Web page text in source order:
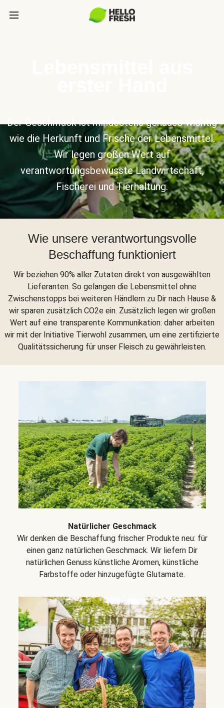
Der Geschmack ist mindestens genauso wichtig
wie die Herkunft und Frische der Lebensmittel.
Wir legen großen Wert auf
verantwortungsbewusste Landwirtschaft,
Fischerei und Tierhaltung.
Wie unsere verantwortungsvolle
Beschaffung funktioniert
Wir beziehen 90% aller Zutaten direkt von ausgewählten
Lieferanten. So gelangen die Lebensmittel ohne
Zwischenstopps bei weiteren Händlern zu Dir nach Hause &
wir sparen zusätzlich CO2e ein. Zusätzlich legen wir großen
Wert auf eine transparente Kommunikation: daher arbeiten
wir mit der Initiative Tierwohl zusammen, um eine zertifizierte
Qualitätssicherung für unser Fleisch zu gewährleisten.
Natürlicher Geschmack
Wir denken die Beschaffung frischer Produkte neu: für
einen ganz natürlichen Geschmack. Wir liefern Dir
natürlichen Genuss künstliche Aromen, künstliche
Farbstoffe oder hinzugefügte Glutamate.